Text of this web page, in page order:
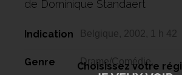
de Dominique Standaert
Indication Belgique, 2002, 1 h 42
Genre Drame/Comédie,
Choisissez votre